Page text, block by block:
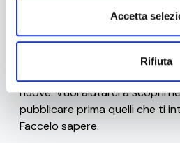
Accetta
Rifiuta
Ad oggi sono disponibili solo
, lefrasi
dell'innovazione, ibias e le
strumenti di
nuove. Vuoi aiutarci a
pubblicare prima quelli che ti
Faccelo sapere.